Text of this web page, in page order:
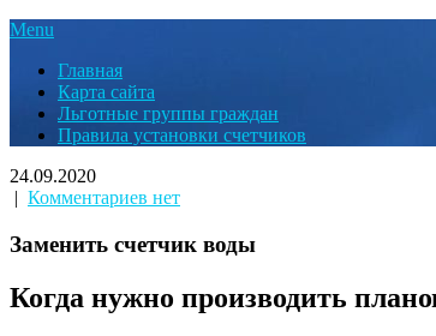
Menu
Главная
Карта сайта
Льготные группы граждан
Правила установки счетчиков
24.09.2020
| Комментариев нет
Заменить счетчик воды
Когда нужно производить